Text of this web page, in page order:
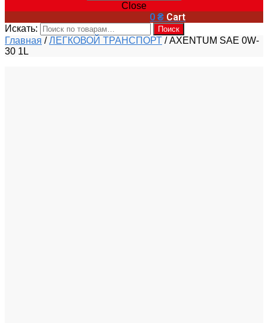
Close
0₴ Cart
Искать: Поиск
Главная /ЛЕГКОВОЙ ТРАНСПОРТ /AXENTUM SAE 0W-
30 1L